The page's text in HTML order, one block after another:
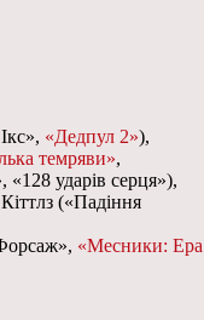
«Дедпул 2»),
темряви»,
ударів серця»),
(«Падіння
«Месники: Ера